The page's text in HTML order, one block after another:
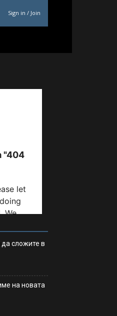
Sign in / Join
сложите в
на новата